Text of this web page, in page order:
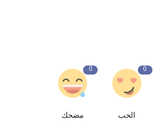
0
الحب
0
مضحك